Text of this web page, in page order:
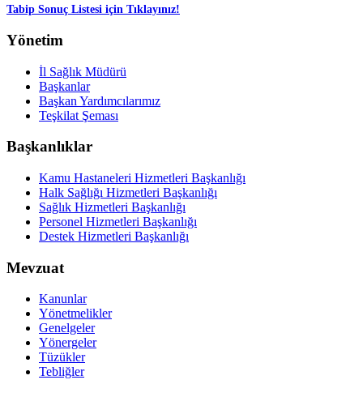
Tabip Sonuç Listesi için Tıklayınız!
Yönetim
İl Sağlık Müdürü
Başkanlar
Başkan Yardımcılarımız
Teşkilat Şeması
Başkanlıklar
Kamu Hastaneleri Hizmetleri Başkanlığı
Halk Sağlığı Hizmetleri Başkanlığı
Sağlık Hizmetleri Başkanlığı
Personel Hizmetleri Başkanlığı
Destek Hizmetleri Başkanlığı
Mevzuat
Kanunlar
Yönetmelikler
Genelgeler
Yönergeler
Tüzükler
Tebliğler